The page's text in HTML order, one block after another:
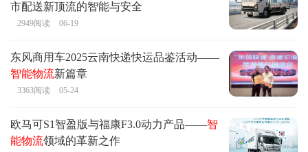
市配送新顶流的智能与安全
2949阅读 06-19
东风商用车2025云南快递快运品鉴活动——
智能物流新篇章
3363阅读 05-24
欧马可S1智盈版与福康F3.0动力产品——智
能物流领域的革新之作